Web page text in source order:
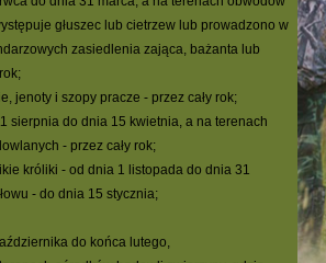
głuszec lub cietrzew lub prowadzono w
zasiedlenia zająca, bażanta lub
jenoty i szopy pracze - przez cały rok;
sierpnia do dnia 15 kwietnia, a na terenach
- przez cały rok;
króliki - od dnia 1 listopada do dnia 31
- do dnia 15 stycznia;
do końca lutego,